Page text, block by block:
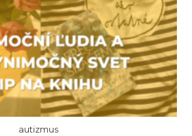
autizmus